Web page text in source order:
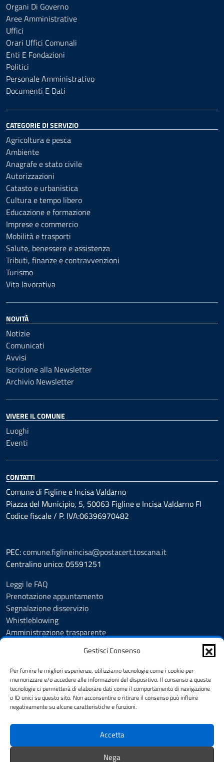
Gestisci Consenso
Per fornire le migliori esperienze, utilizziamo tecnologie come i cookie per
memorizzare e/o accedere alle informazioni del dispositivo. Il consenso a queste
tecnologie ci permetterà di elaborare dati come il comportamento di navigazione
o ID unici su questo sito. Non acconsentire o ritirare il consenso può influire
negativamente su alcune caratteristiche e funzioni.
Accetta
Nega
Organi Di Governo
Aree Amministrative
Uffici
Orari Uffici Comunali
Enti E Fondazioni
Politici
Personale Amministrativo
Documenti E Dati
CATEGORIE DI SERVIZIO
Agricoltura e pesca
Ambiente
Anagrafe e stato civile
Autorizzazioni
Catasto e urbanistica
Cultura e tempo libero
Educazione e formazione
Imprese e commercio
Mobilità e trasporti
Salute, benessere e assistenza
Tributi, finanze e contravvenzioni
Turismo
Vita lavorativa
NOVITÀ
Notizie
Comunicati
Avvisi
Iscrizione alla Newsletter
Archivio Newsletter
VIVERE IL COMUNE
Luoghi
Eventi
CONTATTI
Comune di Figline e Incisa Valdarno
Piazza del Municipio, 5, 50063 Figline e Incisa Valdarno FI
Codice fiscale / P. IVA:06396970482
PEC:comune.figlineincisa@postacert.toscana.it
Centralino unico: 05591251
Leggi le FAQ
Prenotazione appuntamento
Segnalazione disservizio
Whistleblowing
Amministrazione trasparente
Albo Pretorio
Cookie Policy
Informativa privacy
Dichiarazione di accessibilità
SEGUICI SU